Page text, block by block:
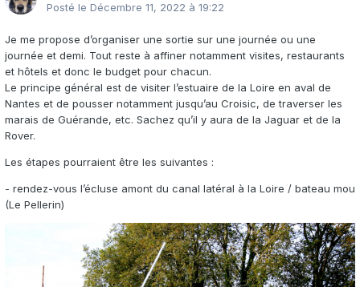
Posté le Décembre 11, 2022 à 19:22
Je me propose d’organiser une sortie sur une journée ou une
journée et demi. Tout reste à affiner notamment visites, restaurants
et hôtels et donc le budget pour chacun.
Le principe général est de visiter l’estuaire de la Loire en aval de
Nantes et de pousser notamment jusqu’au Croisic, de traverser les
marais de Guérande, etc. Sachez qu’il y aura de la Jaguar et de la
Rover.
Les étapes pourraient être les suivantes :
- rendez-vous l’écluse amont du canal latéral à la Loire / bateau mou
(Le Pellerin)